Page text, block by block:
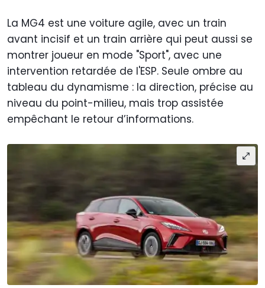
La MG4 est une voiture agile, avec un train
avant incisif et un train arrière qui peut aussi se
montrer joueur en mode "Sport", avec une
intervention retardée de l'ESP. Seule ombre au
tableau du dynamisme : la direction, précise au
niveau du point-milieu, mais trop assistée
empêchant le retour d’informations.